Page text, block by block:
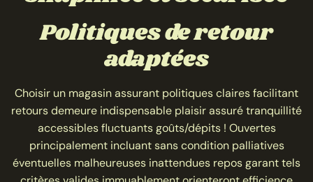
Politiques de retour
adaptées
Choisir un magasin assurant politiques claires facilitant
retours demeure indispensable plaisir assuré tranquillité
accessibles fluctuants goûts/dépits ! Ouvertes
principalement incluant sans condition palliatives
éventuelles malheureuses inattendues repos garant tels